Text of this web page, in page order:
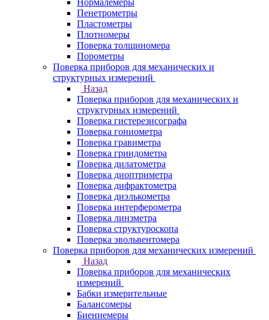
Нормалемеры
Пенетрометры
Пластометры
Плотномеры
Поверка толщиномера
Порометры
Поверка приборов для механических и
структурных измерений
Назад
Поверка приборов для механических и
структурных измерений
Поверка гистерезисографа
Поверка гониометра
Поверка гравиметра
Поверка гриндометра
Поверка дилатометра
Поверка диоптриметра
Поверка дифрактометра
Поверка диэлькометра
Поверка интерферометра
Поверка линзметра
Поверка структуроскопа
Поверка эвольвентомера
Поверка приборов для механических измерений
Назад
Поверка приборов для механических
измерений
Бабки измерительные
Балансомеры
Биениемеры